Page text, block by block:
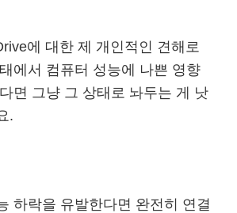
에 대한 제 개인적인 견해로
에서 컴퓨터 성능에 나쁜 영향
면 그냥 그 상태로 놔두는 게 낫
.
하락을 유발한다면 완전히 연결